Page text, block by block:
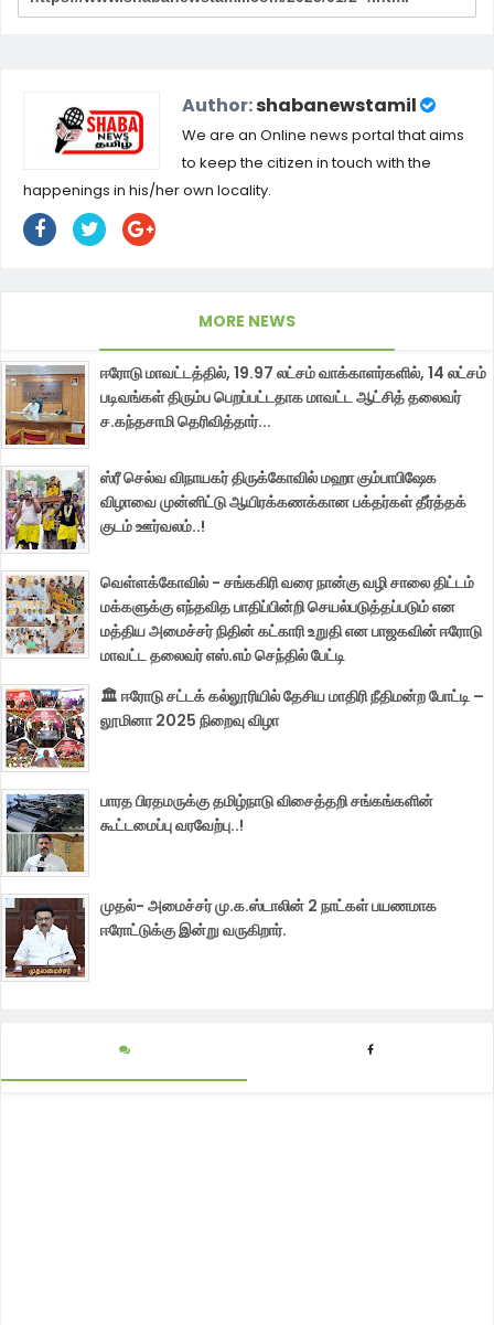
Author:shabanewstamil
We are an Online news portal that aims
to keep the citizen in touch with the
happenings in his/her own locality.
MORE NEWS
ஈரோடு மாவட்டத்தில், 19.97 லட்சம் வாக்காளர்களில், 14 லட்சம்
படிவங்கள் திரும்ப பெறப்பட்டதாக மாவட்ட ஆட்சித் தலைவர்
ச.கந்தசாமி தெரிவித்தார்...
ஸ்ரீ செல்வ விநாயகர் திருக்கோவில் மஹா கும்பாபிஷேக
விழாவை முன்னிட்டு ஆயிரக்கணக்கான பக்தர்கள் தீர்த்தக்
குடம் ஊர்வலம்..!
வெள்ளக்கோவில் - சங்ககிரி வரை நான்கு வழி சாலை திட்டம்
மக்களுக்கு எந்தவித பாதிப்பின்றி செயல்படுத்தப்படும் என
மத்திய அமைச்சர் நிதின் கட்காரி உறுதி என பாஜகவின் ஈரோடு
மாவட்ட தலைவர் எஸ்.எம் செந்தில் பேட்டி
🏛️ ஈரோடு சட்டக் கல்லூரியில் தேசிய மாதிரி நீதிமன்ற போட்டி –
லூமினா 2025 நிறைவு விழா
பாரத பிரதமருக்கு தமிழ்நாடு விசைத்தறி சங்கங்களின்
கூட்டமைப்பு வரவேற்பு..!
முதல்- அமைச்சர் மு.க.ஸ்டாலின் 2 நாட்கள் பயணமாக
ஈரோட்டுக்கு இன்று வருகிறார்.